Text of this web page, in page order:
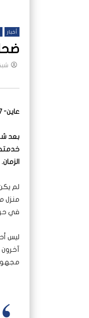
أخبار
عاين- 17 ديسمبر 2023
بعد
خدمته
الزمان.
لم
منزل
في
ليس